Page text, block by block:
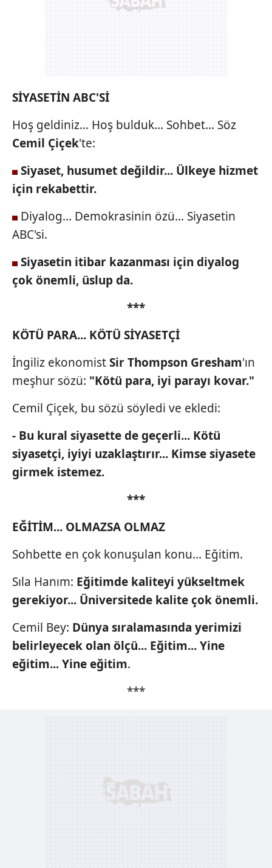
SİYASETİN ABC'Sİ
Hoş geldiniz... Hoş bulduk... Sohbet... Söz
Cemil Çiçek'te:
Siyaset, husumet değildir... Ülkeye hizmet
için rekabettir.
Diyalog... Demokrasinin özü... Siyasetin
ABC'si.
Siyasetin itibar kazanması için diyalog
çok önemli, üslup da.
***
KÖTÜ PARA... KÖTÜ SİYASETÇİ
İngiliz ekonomistSir Thompson Gresham'ın
meşhur sözü: "Kötü para, iyi parayı kovar."
Cemil Çiçek, bu sözü söyledi ve ekledi:
- Bu kural siyasette degeçerli... Kötü
siyasetçi, iyiyi uzaklaştırır... Kimse siyasete
girmek istemez.
***
EĞİTİM... OLMAZSA OLMAZ
Sohbette en çok konuşulan konu... Eğitim.
Sıla Hanım: Eğitimde kaliteyi yükseltmek
gerekiyor... Üniversitede kalite çok önemli.
Cemil Bey: Dünya sıralamasında yerimizi
belirleyecek olan ölçü... Eğitim... Yine
eğitim...Yine eğitim.
***